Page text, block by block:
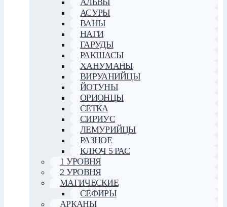
АЛЬВЫ
АСУРЫ
ВАНЫ
НАГИ
ГАРУДЫ
РАКШАСЫ
ХАНУМАНЫ
ВИРУАНИЙЦЫ
ЙОТУНЫ
ОРИОНЦЫ
СЕТКА
СИРИУС
ЛЕМУРИЙЦЫ
РАЗНОЕ
КЛЮЧ 5 РАС
1 УРОВНЯ
2 УРОВНЯ
МАГИЧЕСКИЕ
СЕФИРЫ
АРКАНЫ